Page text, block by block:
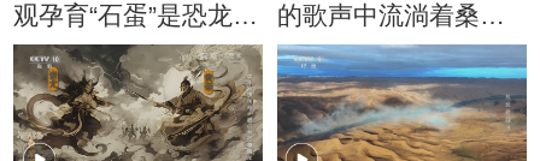
观孕育“石蛋”是恐龙
蛋？
的歌声中流淌着桑植
人对自然的敬畏